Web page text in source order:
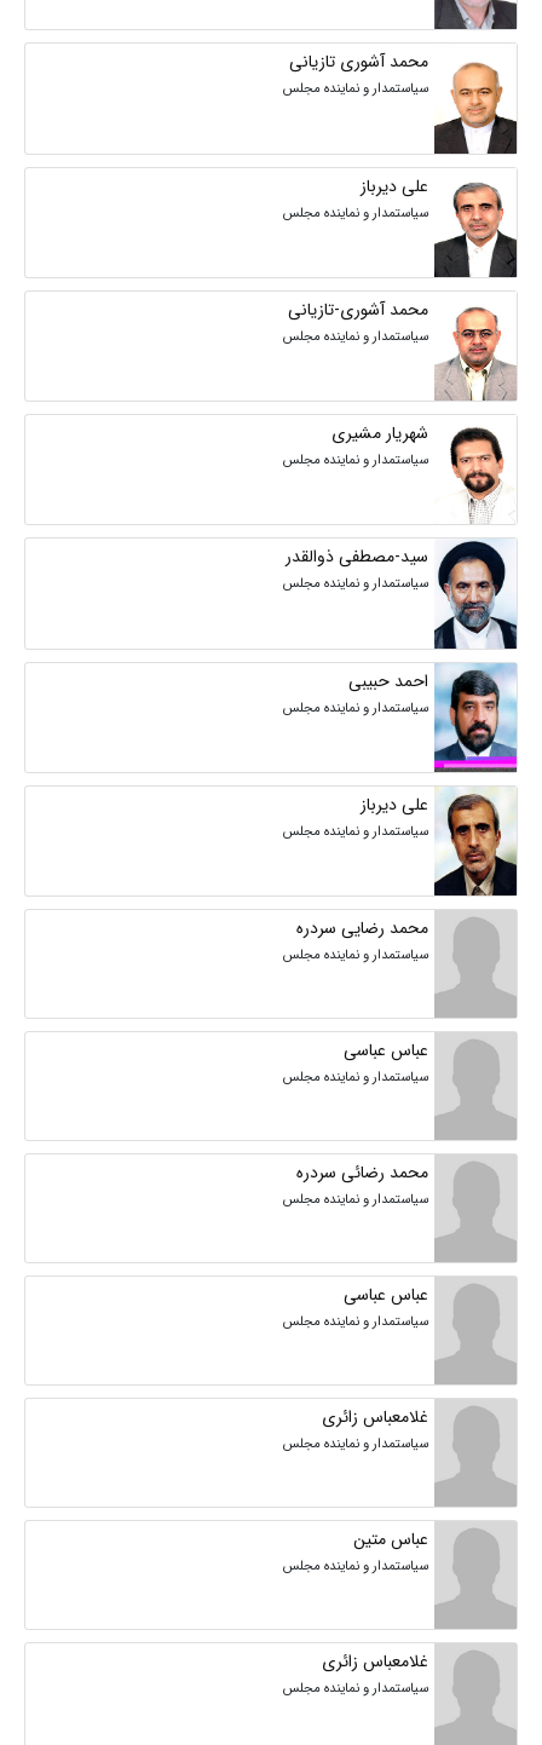
محمد آشوری تازیانی
سیاستمدار و نماینده مجلس
علی دیرباز
سیاستمدار و نماینده مجلس
محمد آشوری-تازیانی
سیاستمدار و نماینده مجلس
شهریار مشیری
سیاستمدار و نماینده مجلس
سید-مصطفی ذوالقدر
سیاستمدار و نماینده مجلس
احمد حبیبی
سیاستمدار و نماینده مجلس
علی دیرباز
سیاستمدار و نماینده مجلس
محمد رضایی سردره
سیاستمدار و نماینده مجلس
عباس عباسی
سیاستمدار و نماینده مجلس
محمد رضائی سردره
سیاستمدار و نماینده مجلس
عباس عباسی
سیاستمدار و نماینده مجلس
غلامعباس زائری
سیاستمدار و نماینده مجلس
عباس متین
سیاستمدار و نماینده مجلس
غلامعباس زائری
سیاستمدار و نماینده مجلس